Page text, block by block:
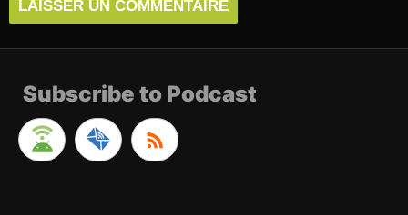
Subscribe to Podcast